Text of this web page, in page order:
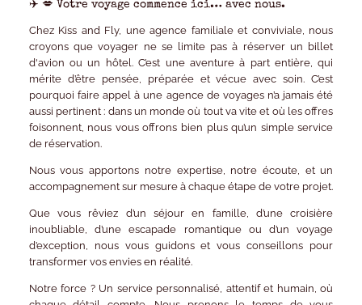
✈️ 💋 Votre voyage commence ici… avec nous.
Chez Kiss and Fly, une agence familiale et conviviale, nous
croyons que voyager ne se limite pas à réserver un billet
d'avion ou un hôtel. C’est une aventure à part entière, qui
mérite d’être pensée, préparée et vécue avec soin. C’est
pourquoi faire appel à une agence de voyagesn’a jamais été
aussi pertinent : dans un monde où tout va vite et où les offres
foisonnent, nous vous offrons bien plus qu’un simple service
de réservation.
Nous vous apportons notre expertise, notre écoute, et un
accompagnement sur mesureà chaque étape de votre projet.
Que vous rêviez d’un séjour en famille, d’une croisière
inoubliable, d’une escapade romantique ou d’un voyage
d’exception, nous vous guidons et vous conseillons pour
transformer vos envies en réalité.
Notre force ? Un service personnalisé, attentif et humain, où